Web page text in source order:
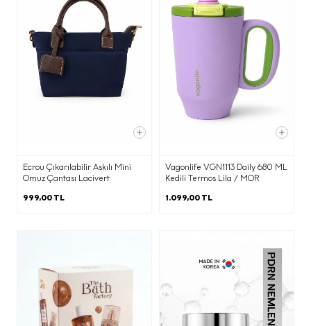
Ecrou Çıkarılabilir Askılı Mini
Omuz Çantası Lacivert
999,00 TL
Vagonlife VGN1113 Daily 680 ML
Kedili Termos Lila / MOR
1.099,00 TL
maddesinde belirtilen kişisel verileriniz;
(b) maddesinde belirtilen amaçların
gerçekleştirilmesi doğrultusunda ve bu
amaçların yerine getirilmesi ile sınırlı
olarak; KVKK’nın 8. Maddesi
kapsamında yurt içinde yerleşik;
Yetkili kamu kurum ve kuruluşlarından
ve mevzuat gereği yerine getirilmesi
amacı ile,
yönetilmesine imkan tanıyan İleti
Yönetim Sistemi ile,